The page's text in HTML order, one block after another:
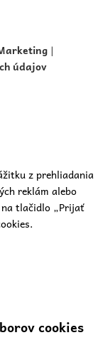
|
údajov
z prehliadania
reklám alebo
tlačidlo „Prijať
cookies